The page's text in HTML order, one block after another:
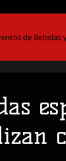
de Bebidas
Restaurantes
estrellas.